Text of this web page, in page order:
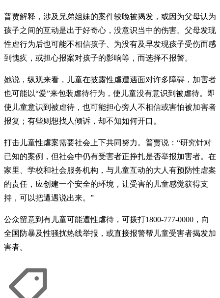
普贾解释，涉及兄弟姐妹的案件较晚被揭发，或因为父母认为
孩子之间的互动是出于好奇心，没意识当中的伤害。父母发现
性虐行为后也可能不相信孩子、为没有及早发现孩子受伤而感
到愧疚，或担心报案对孩子的影响等，而选择不报警。
她说，纵观来看，儿童在披露性虐遭遇面对许多障碍，加害者
也可能以“爱”来包装虐待行为，使儿童没有意识到被虐待。即
使儿童意识到被虐待，也可能担心旁人不相信或害怕被加害者
报复；有些则想找人倾诉，却不知如何开口。
打击儿童性虐案需要社会上下共同努力。普贾说：“研究针对
已知的案例，但社会中仍有受害者正挣扎是否举报加害者。在
家里、学校和社会服务机构，与儿童互动的大人有预防性虐案
的责任，应创建一个安全的环境，让受害的儿童感觉获得支
持，可以把遭遇说出来。”
公众留意到有儿童可能遭性虐待，可拨打1800-777-0000，向
全国防暴及性骚扰热线举报，或直接报警帮儿童受害者揭发加
害者。